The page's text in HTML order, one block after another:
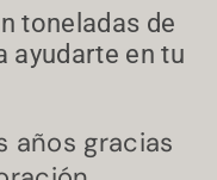
toneladas de
ayudarte en tu
años gracias